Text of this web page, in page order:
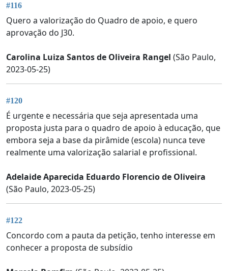
#116
Quero a valorização do Quadro de apoio, e quero
aprovação do J30.
Carolina Luiza Santos de Oliveira Rangel (São Paulo,
2023-05-25)
#120
É urgente e necessária que seja apresentada uma
proposta justa para o quadro de apoio à educação, que
embora seja a base da pirâmide (escola) nunca teve
realmente uma valorização salarial e profissional.
Adelaide Aparecida Eduardo Florencio de Oliveira
(São Paulo, 2023-05-25)
#122
Concordo com a pauta da petição, tenho interesse em
conhecer a proposta de subsídio